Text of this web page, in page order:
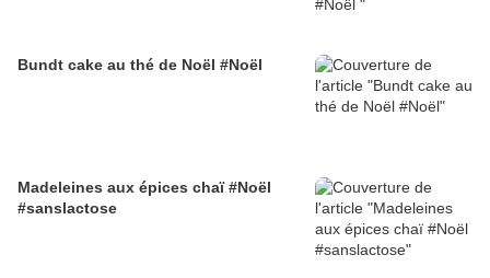
Bundt cake au thé de Noël #Noël
Madeleines aux épices chaï #Noël
#sanslactose